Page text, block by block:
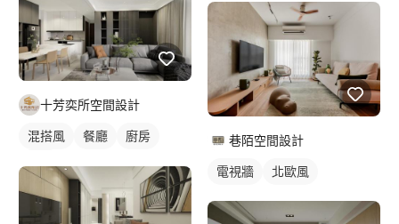
十芳奕所空間設計
混搭風 餐廳
廚房
巷陌空間設計
電視牆 北歐風